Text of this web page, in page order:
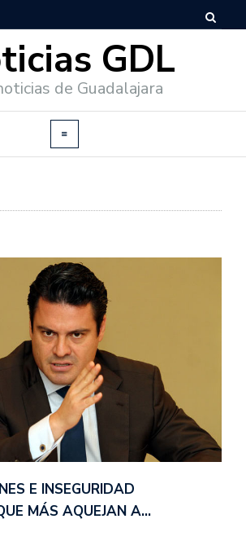
GDL
de Guadalajara
E INSEGURIDAD
MÁS AQUEJAN A…